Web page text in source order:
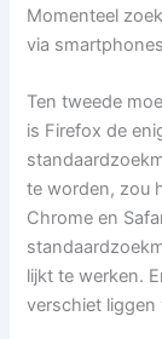
Momenteel
via
Ten tweede
is Firefox de
te worden, zou
Chrome en
lijkt te werken.
verschiet liggen